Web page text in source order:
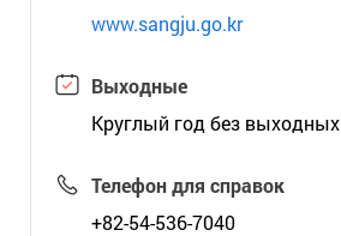
www.sangju.go.kr
Выходные
Круглый год без выходных
Телефон для справок
+82-54-536-7040